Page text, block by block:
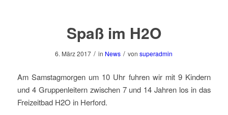
Spaß im H2O
6. März 2017 / in News / vonsuperadmin
Am Samstagmorgen um 10 Uhr fuhren wir mit 9 Kindern
und 4 Gruppenleitern zwischen 7 und 14 Jahren los in das
Freizeitbad H2O in Herford.